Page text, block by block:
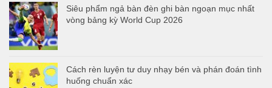
Siêu phẩm ngả bàn đèn ghi bàn ngoạn mục nhất
vòng bảng kỳ World Cup 2026
Cách rèn luyện tư duy nhạy bén và phán đoán tình
huống chuẩn xác